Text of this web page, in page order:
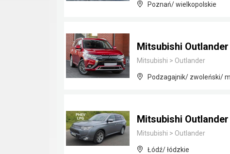
Poznań/ wielkopolskie
Mitsubishi Outlander
Mitsubishi > Outlander
Podzagajnik/ zwoleński/
Mitsubishi Outlander
Mitsubishi > Outlander
Łódź/ łódzkie